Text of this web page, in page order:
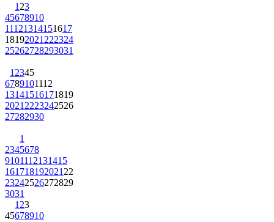
1 23
45678910
11121314151617
18192021 222324
25262728293031
1 2345
6789101112
13141516171819
2021 2223242526
27282930
1
2345678
9101112131415
161718192021 22
23242526272829
3031
1 23
45678910